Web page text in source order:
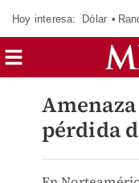
Hoy interesa: Dólar
pérdida